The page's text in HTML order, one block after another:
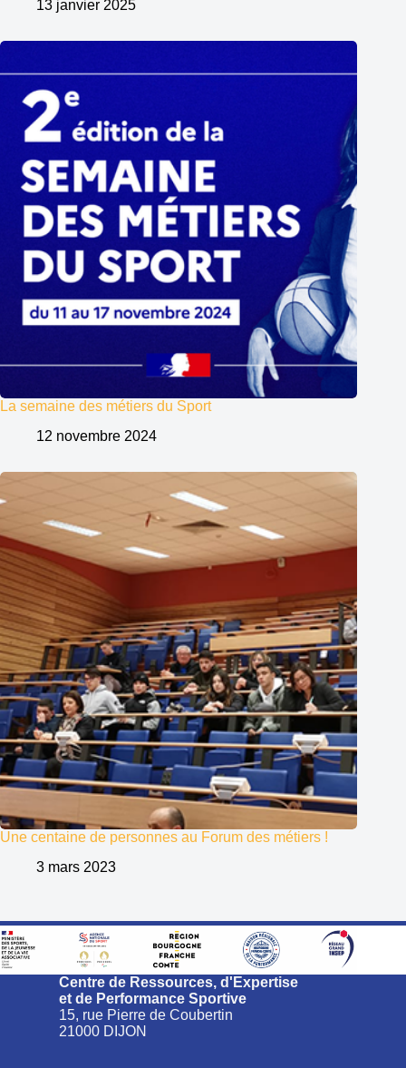
13 janvier 2025
La semaine des métiers du Sport
12 novembre 2024
Une centaine de personnes au Forum des métiers !
3 mars 2023
Centre de Ressources, d'Expertise
et de Performance Sportive
15, rue Pierre de Coubertin
21000 DIJON